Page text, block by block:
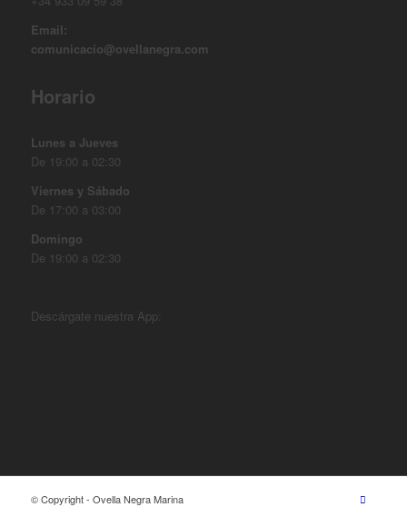
Email:
comunicacio@ovellanegra.com
Horario
Lunes a Jueves
De 19:00 a 02:30
Viernes y Sábado
De 17:00 a 03:00
Domingo
De 19:00 a 02:30
Descárgate nuestra App:
© Copyright - Ovella Negra Marina